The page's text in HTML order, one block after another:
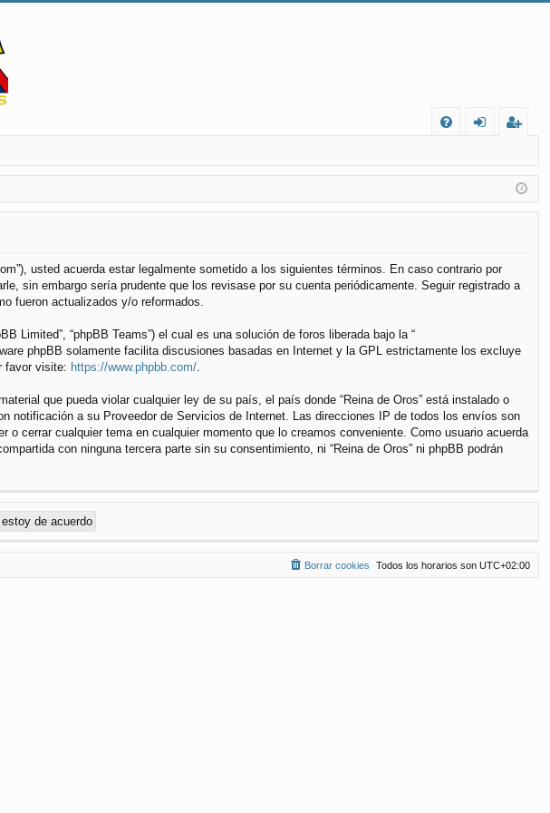
Q
nt
ifi
e
ist
ra
usted acuerda estar legalmente sometido a los siguientes términos. En caso contrario por
sin embargo sería prudente que los revisase por su cuenta periódicamente. Seguir registrado a
fueron actualizados y/o reformados.
Limited”, “phpBB Teams”) el cual es una solución de foros liberada bajo la “
phpBB solamente facilita discusiones basadas en Internet y la GPL estrictamente los excluye
favor visite: https://www.phpbb.com/
que pueda violar cualquier ley de su país, el país donde “Reina de Oros” está instalado o
notificación a su Proveedor de Servicios de Internet. Las direcciones IP de todos los envíos son
cerrar cualquier tema en cualquier momento que lo creamos conveniente. Como usuario acuerda
con ninguna tercera parte sin su consentimiento, ni “Reina de Oros” ni phpBB podrán
Todos los horarios son UTC+02:00
Borrar cookies